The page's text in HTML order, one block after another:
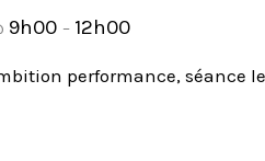
9h00 – 12h00
performance, séance